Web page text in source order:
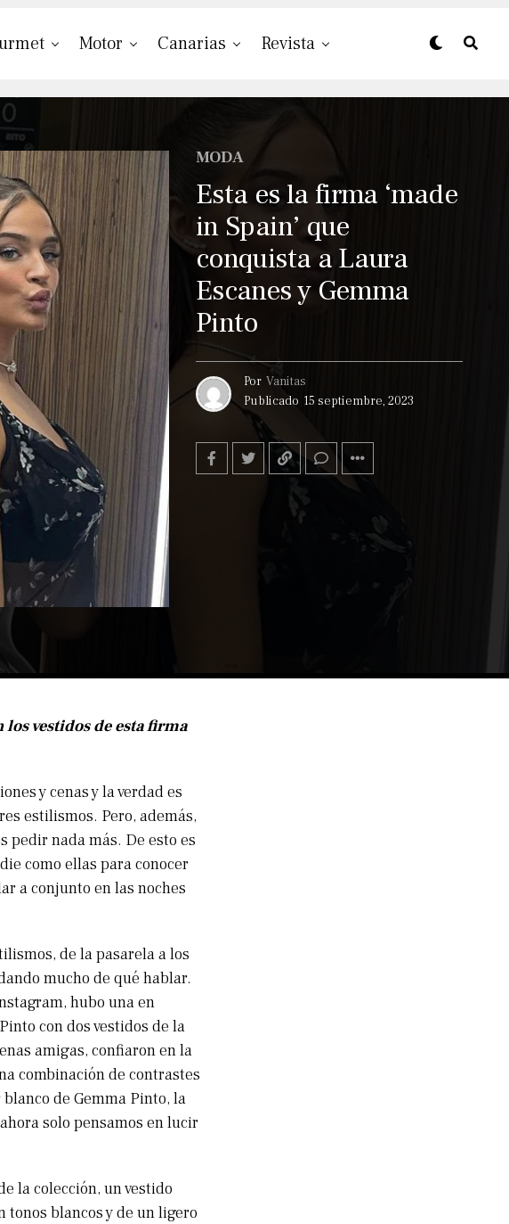
Motor Canarias Revista
MODA
Esta es la firma ‘made
in Spain’ que
conquista a Laura
Escanes y Gemma
Pinto
Por Vanitas
Publicado 15 septiembre, 2023
los vestidos de esta firma
y cenas y la verdad es
estilismos. Pero, además,
pedir nada más. De esto es
como ellas para conocer
a conjunto en las noches
de la pasarela a los
mucho de qué hablar.
hubo una en
con dos vestidos de la
amigas, confiaron en la
combinación de contrastes
de Gemma Pinto, la
solo pensamos en lucir
la colección, un vestido
tonos blancos y de un ligero